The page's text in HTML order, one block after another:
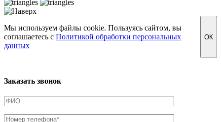
Мы используем файлы cookie. Пользуясь сайтом, вы
соглашаетесь с Политикой обработки персональных
данных
ОК
Заказать звонок